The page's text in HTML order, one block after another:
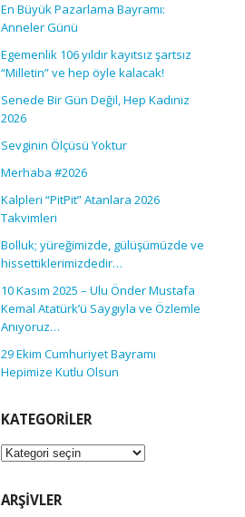
En Büyük Pazarlama Bayramı:
Anneler Günü
Egemenlik 106 yıldır kayıtsız şartsız
“Milletin” ve hep öyle kalacak!
Senede Bir Gün Değil, Hep Kadınız
2026
Sevginin Ölçüsü Yoktur
Merhaba #2026
Kalpleri “PitPit” Atanlara 2026
Takvimleri
Bolluk; yüreğimizde, gülüşümüzde ve
hissettiklerimizdedir…
10 Kasım 2025 – Ulu Önder Mustafa
Kemal Atatürk’ü Saygıyla ve Özlemle
Anıyoruz…
29 Ekim Cumhuriyet Bayramı
Hepimize Kutlu Olsun
KATEGORILER
Kategoriler
ARŞIVLER